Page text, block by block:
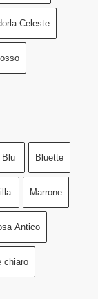
Celeste
Blu Bluette
Marrone
Antico
chiaro